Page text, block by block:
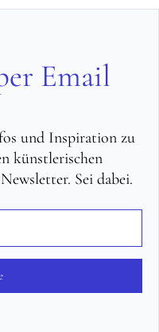
Email
und Inspiration zu
künstlerischen
Sei dabei.